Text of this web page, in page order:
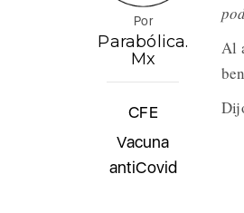
Por
Parabólica.
Mx
CFE
Vacuna
antiCovid
Al